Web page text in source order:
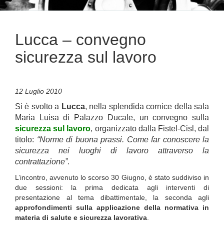
Lucca – convegno
sicurezza sul lavoro
12 Luglio 2010
Si è svolto a Lucca, nella splendida cornice della sala
Maria Luisa di Palazzo Ducale, un convegno sulla
sicurezza sul lavoro, organizzato dalla Fistel-Cisl, dal
titolo: “Norme di buona prassi. Come far conoscere la
sicurezza nei luoghi di lavoro attraverso la
contrattazione”.
L’incontro, avvenuto lo scorso 30 Giugno, è stato suddiviso in
due sessioni: la prima dedicata agli interventi di
presentazione al tema dibattimentale, la seconda agli
approfondimenti sulla applicazione della normativa in
materia di salute e sicurezza lavorativa